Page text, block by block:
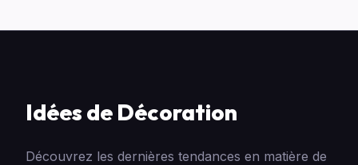
Idées de Décoration
Découvrez les dernières tendances en matière de